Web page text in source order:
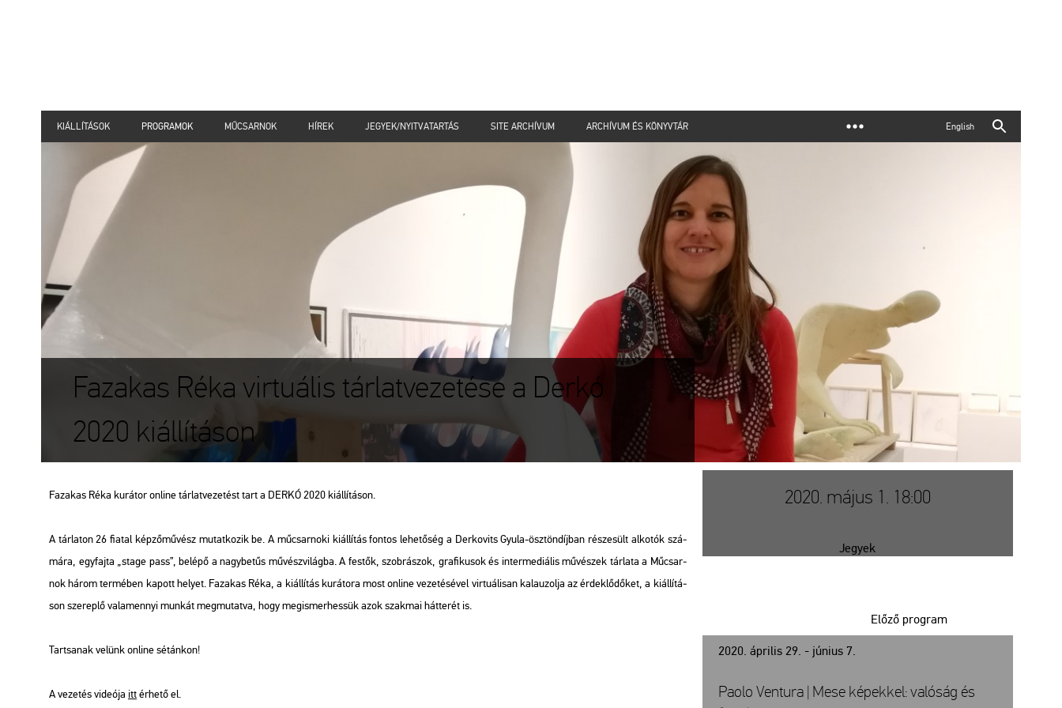
KIÁLLÍTÁSOK PROGRAMOK MŰCSARNOK HÍREK JEGYEK/NYITVATARTÁS SITE ARCHÍVUM ARCHÍVUM ÉS KÖNYVTÁR English
Fazakas Réka virtuális tárlatvezetése a Derkó
2020 kiállításon
Fa­za­kas Réka ku­rá­tor on­line tár­lat­ve­ze­tést tart a DERKÓ 2020 ki­ál­lí­tá­son.
A tár­la­ton 26 fi­a­tal kép­ző­mű­vész mu­tat­ko­zik be. A mű­csar­no­ki ki­ál­lí­tás fon­tos le­he­tő­ség a Der­kovits Gyula-ösz­tön­díj­ban ré­sze­sült al­ko­tók szá­
má­ra, egy­faj­ta „stage pass”, be­lé­pő a nagy­be­tűs mű­vész­vi­lág­ba. A fes­tők, szob­rá­szok, gra­fi­ku­sok és in­ter­me­di­á­lis mű­vé­szek tár­la­ta a Mű­csar­
nok három ter­mé­ben ka­pott he­lyet. Fa­za­kas Réka, a ki­ál­lí­tás ku­rá­to­ra most on­line ve­ze­té­sé­vel vir­tu­á­li­san ka­la­u­zol­ja az ér­dek­lő­dő­ket, a ki­ál­lí­tá­
son sze­rep­lő va­la­mennyi mun­kát meg­mu­tat­va, hogy meg­is­mer­hes­sük azok szak­mai hát­te­rét is.
Tart­sa­nak ve­lünk on­line sé­tán­kon!
A ve­ze­tés vi­de­ó­ja ittér­he­tő el.
2020. május 1. 18:00
Jegyek
2020. április 29. - június 7.
Előző program
Paolo Ventura | Mese képekkel: valóság és